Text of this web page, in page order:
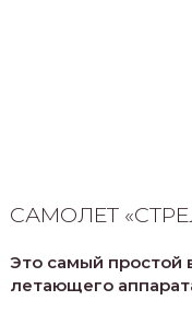
САМОЛЕТ
Это самый простой
летающего